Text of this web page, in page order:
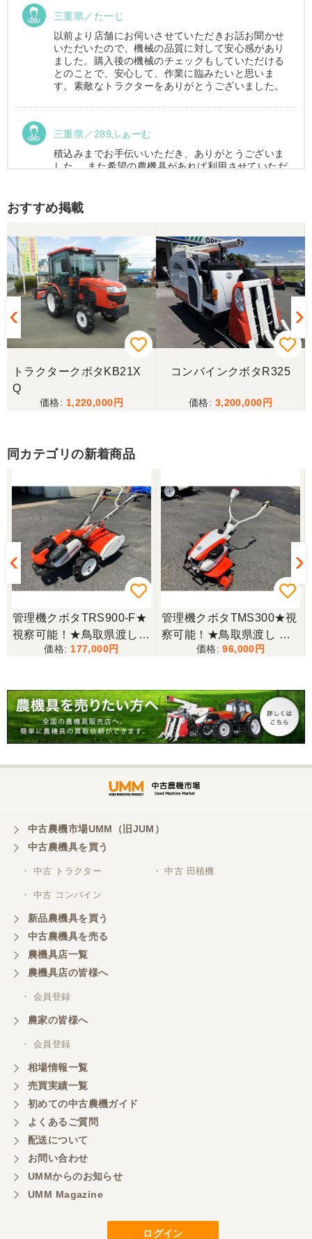
三重県／たーじ
以前より店舗にお伺いさせていただきお話お聞かせ
いただいたので、機械の品質に対して安心感があり
ました。購入後の機械のチェックもしていただける
とのことで、安心して、作業に臨みたいと思いま
す。素敵なトラクターをありがとうございました。
三重県／289ふぁーむ
積込みまでお手伝いいただき、ありがとうございま
した。 また希望の農機具があれば利用させていただ
この度はお世話になりました。また、機会があれば
よろしくお願いします。
三重県／ユウスケ
購入から引き取りまでスムーズでした。ありがとう
ございました。
当方の要望に対して、素早く対応していただき感謝
スタッフの鈴木さんが親切で機械に詳しく 丁寧にご
対応頂きました。 ありがとう！ 少し距離はあります
が、今後も農機具を買う際はのうき屋さんを利用し
ようと思います。
三重県／miraisann
写真と現物が違いすぎる
三重県／谷本勝美
こちらの、対応も、よく、大変、満足、です。
三重県／谷本勝美
こちらの、対応、も、よくして、くれました。
対応も、よくしてくれました、有難うございまし
三重県／山本
対応ありがとうございました。
三重県／山本
共立シュレッターを受け取りました。 状態は問題な
く、エンジンも調子がよさそうです。 ありがとうご
ざいました。
三重県／
嫌な顔をせずに一生懸命頑張ってくれる中山さんに
感謝しています。ここで3台買いましたが、これから
もよろしくお願いしたいです。
三重県／
初めてコンバインを買いに行ったのですが、とても
明るい方に担当していただき細かく説明して下さっ
てとても嬉しかったです。
担当さんの説明が丁寧で分かりやすく、急な要望に
おすすめ掲載
トラクタークボタKB21X
Q
1,220,000
コンバインクボタR325
3,200,000
同カテゴリの新着商品
管理機クボタTRS900-F★
視察可能！★鳥取県渡し
クボタ 管理機 TRS900-F
現状渡し【P11485814】
177,000
管理機クボタTMS300★視
察可能！★鳥取県渡し ク
ボタ 管理機 TMS300 ガソ
渡し【P11485817】
96,000
中古農機市場UMM（旧JUM）
中古農機具を買う
・ 中古 トラクター ・ 中古 田植機
・ 中古 コンバイン
新品農機具を買う
中古農機具を売る
農機具店一覧
農機具店の皆様へ
・ 会員登録
農家の皆様へ
・ 会員登録
相場情報一覧
売買実績一覧
初めての中古農機ガイド
よくあるご質問
配送について
お問い合わせ
UMMからのお知らせ
UMM Magazine
ログイン